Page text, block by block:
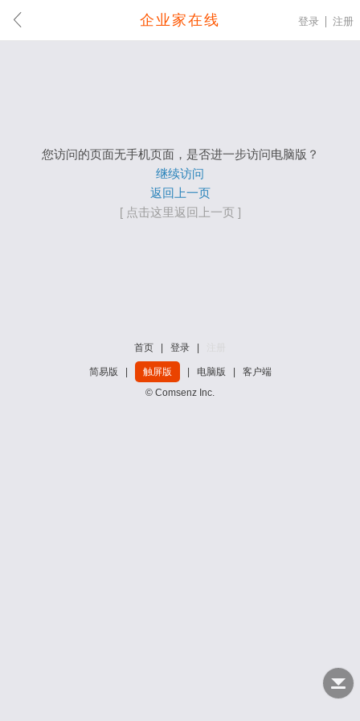
企业家在线 登录 注册
您访问的页面无手机页面，是否进一步访问电脑版？
继续访问
返回上一页
[ 点击这里返回上一页 ]
首页 登录
简易版 触屏版 电脑版
客户端
© Comsenz Inc.